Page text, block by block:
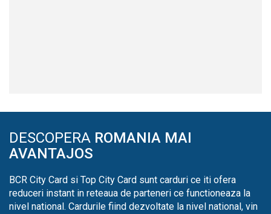
DESCOPERA ROMANIA MAI
AVANTAJOS
BCR City Card si Top City Card sunt carduri ce iti ofera
reduceri instant in reteaua de parteneri ce functioneaza la
nivel national. Cardurile fiind dezvoltate la nivel national, vin